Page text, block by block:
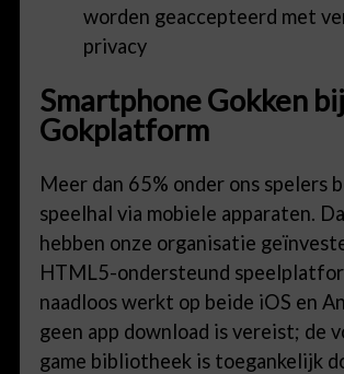
worden geaccepteerd met
privacy
Smartphone Gokken
Gokplatform
Meer dan 65% onder ons spelers
speelhal via mobiele apparaten.
hebben onze organisatie
HTML5-ondersteund
naadloos werkt op beide iOS en
geen app download is vereist; de
game bibliotheek is toegankelijk